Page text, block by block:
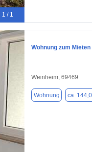
1 / 1
Wohnung zum
Weinheim, 69469
Wohnung ca.